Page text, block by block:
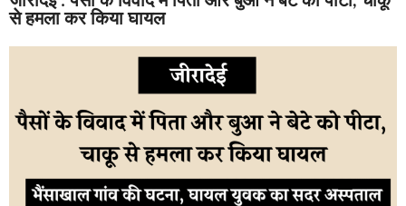
से हमला कर किया घायल